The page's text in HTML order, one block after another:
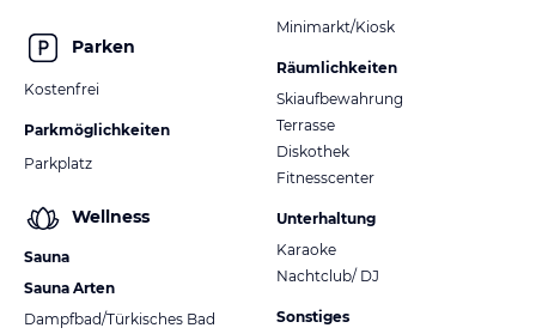
Parken
Kostenfrei
Parkmöglichkeiten
Parkplatz
Wellness
Sauna
Sauna Arten
Dampfbad/Türkisches Bad
Minimarkt/Kiosk
Räumlichkeiten
Skiaufbewahrung
Terrasse
Diskothek
Fitnesscenter
Unterhaltung
Karaoke
Nachtclub/ DJ
Sonstiges